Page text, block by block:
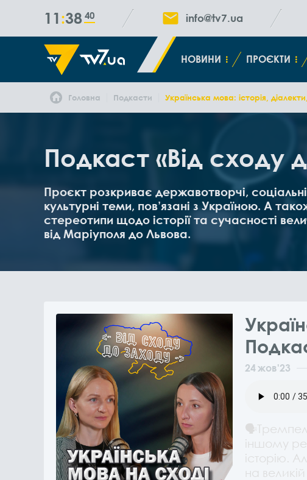
11 38 40 info@tv7.ua
НОВИНИ ПРОЄКТИ
Головна Подкасти Українська мова: історія,
Подкаст «Від сходу
Проєкт розкриває державотворчі,
культурні теми, пов’язані з Україною. А
стереотипи щодо історії та сучасності
від Маріуполя до Львова.
24жов'23
іншому
історію.
на